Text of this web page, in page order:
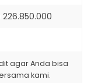
226.850.000
agar Anda bisa
kami.